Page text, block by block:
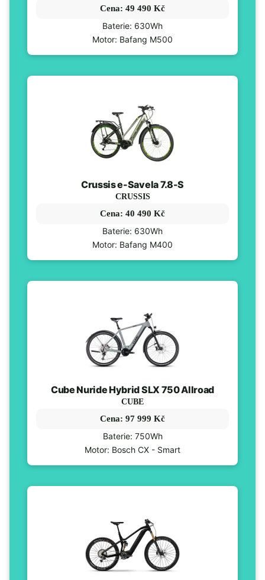
Cena: 49 490 Kč
Baterie: 630Wh
Motor: Bafang M500
Crussis e-Savela 7.8-S
CRUSSIS
Cena: 40 490 Kč
Baterie: 630Wh
Motor: Bafang M400
Cube Nuride Hybrid SLX 750 Allroad
CUBE
Cena: 97 999 Kč
Baterie: 750Wh
Motor: Bosch CX - Smart